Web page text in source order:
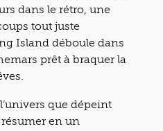
dans le rétro, une
tout juste
Island déboule dans
prêt à braquer la
que dépeint
en un